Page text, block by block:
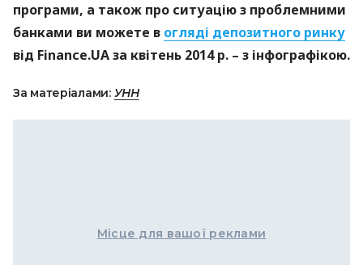
програми, а також про ситуацію з проблемними
банками ви можете в огляді депозитного ринку
від Finance.UA за квітень 2014 р. – з інфографікою.
За матеріалами: УНН
Місце для вашої реклами